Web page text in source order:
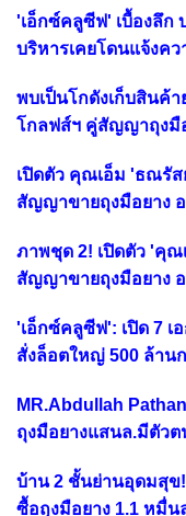
'เอ็กซ์คลูซีฟ' เบื้องลึก
บริหารเคยโดนแจ้งค
พบเป็นโกดังเก็บสินค้
โกลฟส์ฯ คู่สัญญาถุงมื
เปิดตัว คุณเอ็ม 'ธณรัส
สัญญาขายถุงมือยาง
ภาพชุด 2! เปิดตัว 'คุณ
สัญญาขายถุงมือยาง
'เอ็กซ์คลูซีฟ': เปิด 7 เ
สั่งล็อตใหญ่ 500 ล้าน
MR.Abdullah
ถุงมือยางแสนล.มีตัวต
บ้าน 2 ชั้นย่านอุดมสุข!
ซื้อถุงมือยาง 1.1 หมื่น